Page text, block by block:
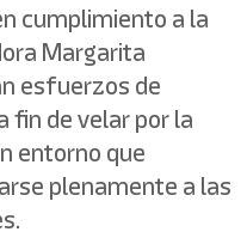
cumplimiento a la
Margarita
esfuerzos de
fin de velar por la
entorno que
plenamente a las